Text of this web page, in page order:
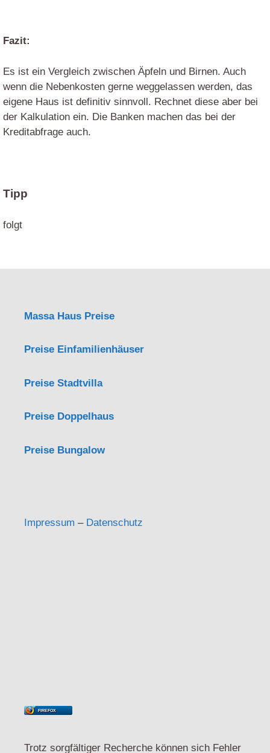
Fazit:
Es ist ein Vergleich zwischen Äpfeln und Birnen. Auch
wenn die Nebenkosten gerne weggelassen werden, das
eigene Haus ist definitiv sinnvoll. Rechnet diese aber bei
der Kalkulation ein. Die Banken machen das bei der
Kreditabfrage auch.
Tipp
folgt
Massa Haus Preise
Preise Einfamilienhäuser
Preise Stadtvilla
Preise Doppelhaus
Preise Bungalow
Impressum – Datenschutz
FIREFOX
Trotz sorgfältiger Recherche können sich Fehler